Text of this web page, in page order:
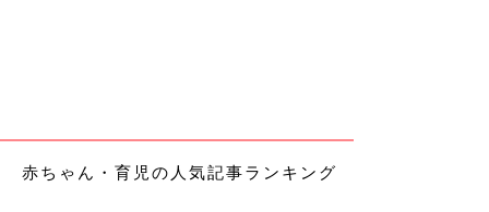
赤ちゃん・育児の人気記事ランキング